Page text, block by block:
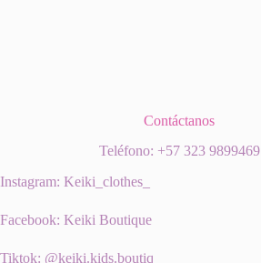
Contáctanos
Teléfono: +57 323 9899469
Instagram: Keiki_clothes_
Facebook: Keiki Boutique
Tiktok: @keiki.kids.boutiq